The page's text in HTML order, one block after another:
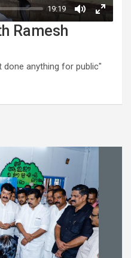
Ramesh
anything for public"